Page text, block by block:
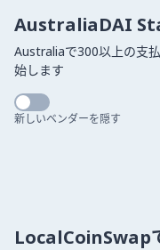
AustraliaDAI
Australiaで300以上の支
始します
新しいベンダーを隠す
LocalCoinSwap